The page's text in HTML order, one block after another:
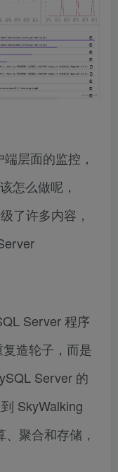
层面的监控，
怎么做呢，
了许多内容，
Server 程序
造轮子，而是
Server 的
SkyWalking
聚合和存储，